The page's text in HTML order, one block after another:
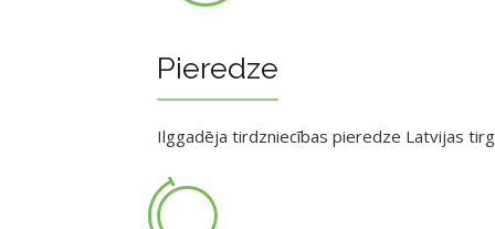
Pieredze
Ilggadēja tirdzniecības pieredze Latvijas